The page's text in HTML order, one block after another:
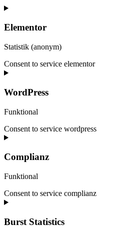
Elementor
Statistik (anonym)
Consent to service elementor
WordPress
Funktional
Consent to service wordpress
Complianz
Funktional
Consent to service complianz
Burst Statistics